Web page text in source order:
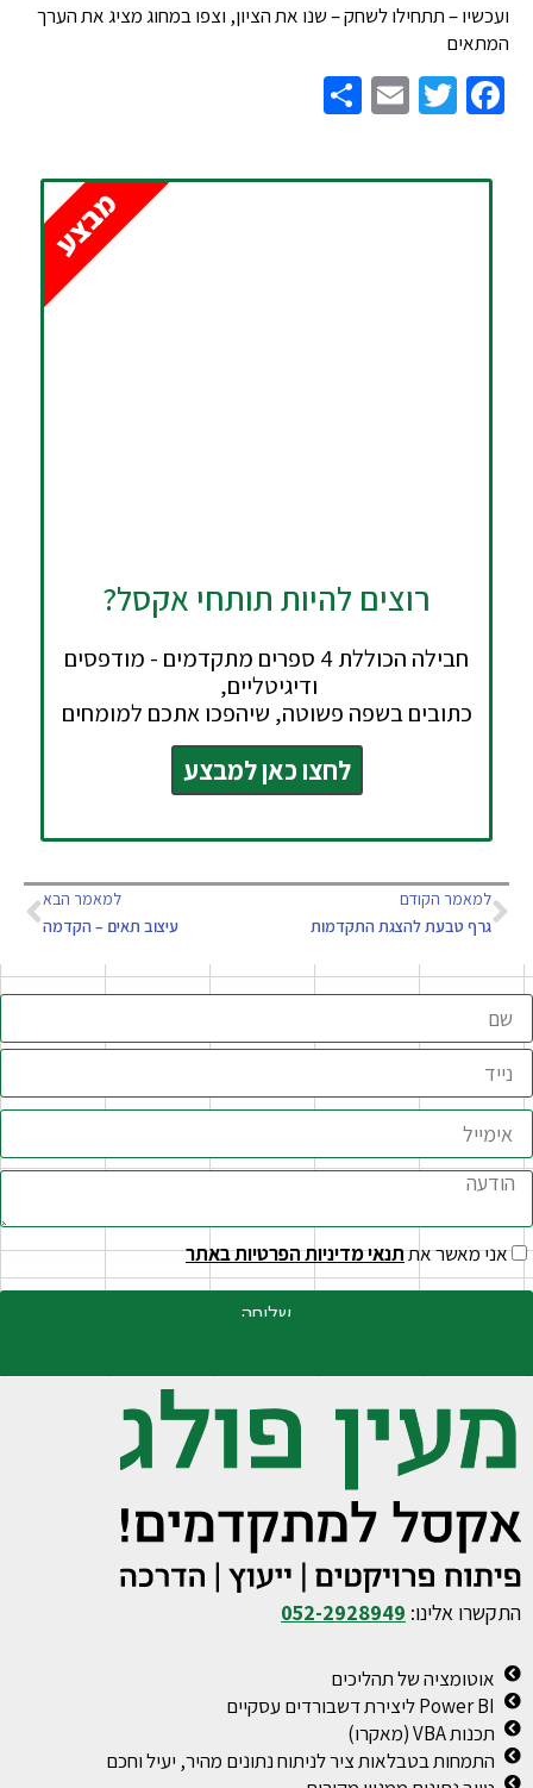
ועכשיו – תתחילו לשחק – שנו את הציון, וצפו במחוג מציג את הערך
המתאים
Facebook
Twitter
Email
Share
רוצים להיות תותחי אקסל?
חבילה הכוללת 4 ספרים מתקדמים - מודפסים
ודיגיטליים,
כתובים בשפה פשוטה, שיהפכו אתכם למומחים
לחצו כאן למבצע
מבצע
למאמר הקודם
גרף טבעת להצגת התקדמות
למאמר הבא
עיצוב תאים – הקדמה
אני מאשר אתתנאי מדיניות הפרטיות באתר
שליחה
התקשרו אלינו: 052-2928949
אוטומציה של תהליכים
Power BI ליצירת דשבורדים עסקיים
תכנות VBA (מאקרו)
התמחות בטבלאות ציר לניתוח נתונים מהיר, יעיל וחכם